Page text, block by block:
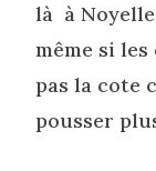
là à
même si les
pas la cote
pousser